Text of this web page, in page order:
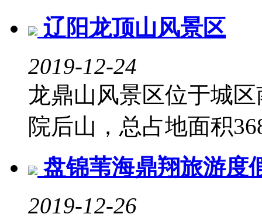
辽阳龙顶山风景区
2019-12-24
龙鼎山风景区位于城
院后山，总占地面积
盘锦苇海鼎翔旅游度
2019-12-26